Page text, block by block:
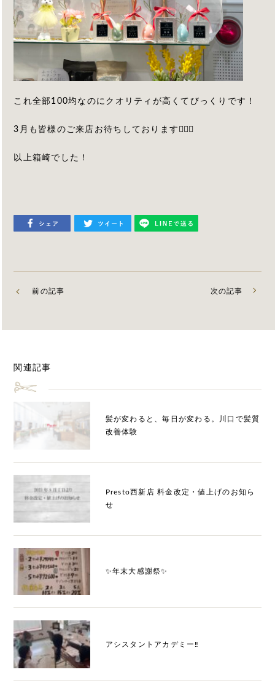
これ全部100均なのにクオリティが高くてびっくりです！
3月も皆様のご来店お待ちしております💁🏻‍♀️
以上箱崎でした！
前の記事 次の記事
関連記事
髪が変わると、毎日が変わる。川口で髪質
改善体験
Presto西新店 料金改定・値上げのお知ら
せ
✨年末大感謝祭✨
アシスタントアカデミー‼️